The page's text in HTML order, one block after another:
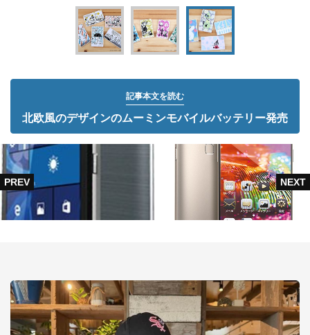
記事本文を読む
北欧風のデザインのムーミンモバイルバッテリー発売